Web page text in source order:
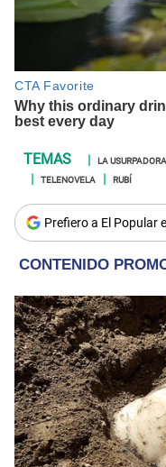
LA USURPADORA
TELENOVELA
RUBÍ
Prefiero a El Popular